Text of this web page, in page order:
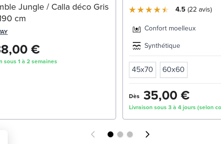
Jungle / Calla déco Gris
cm
€
sous 1 à 2 semaines
4.5 22avis
Confort moelleux
Synthétique
45x70 60x60
Dès 35,00 €
Livraison sous 3 à 4 jours (selon